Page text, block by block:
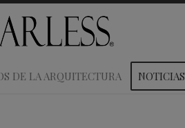
DE LA ARQUITECTURA NOTICIAS